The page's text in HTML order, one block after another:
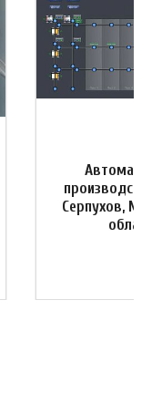
производства
Серпухов,
область